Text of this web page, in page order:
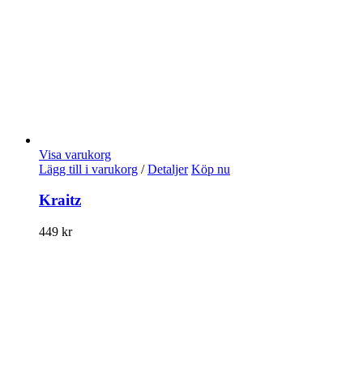
Visa varukorg
Lägg till i varukorg / Detaljer Köp nu
Kraitz
449 kr